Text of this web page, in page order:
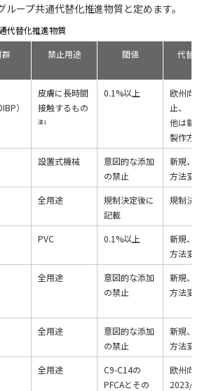
ープ共通代替化推進物質と定めます。
代替化推進物質
群 禁止用途 閾値 代替
）
皮膚に長時間
接触するもの
注1
0.1%以上
欧州向
止、
他は新
製作方
設置式機械
意図的な添加
の禁止
新規、
方法変
全用途
規制決定後に
記載
規制決
PVC 0.1%以上
新規、
方法変
全用途
意図的な添加
の禁止
新規、
方法変
全用途
意図的な添加
の禁止
新規、
方法変
全用途
C9-C14の
PFCAとその
欧州向
2023/